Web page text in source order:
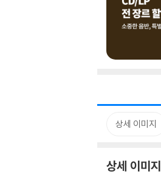
상세 이미지
상세 이미지